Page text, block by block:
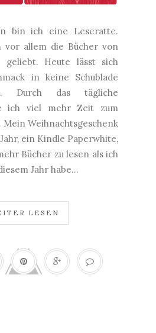
bin ich eine Leseratte.
vor allem die Bücher von
geliebt. Heute lässt sich
in keine Schublade
Durch das tägliche
ich viel mehr Zeit zum
Mein Weihnachtsgeschenk
ein Kindle Paperwhite,
Bücher zu lesen als ich
Jahr habe...
LESEN